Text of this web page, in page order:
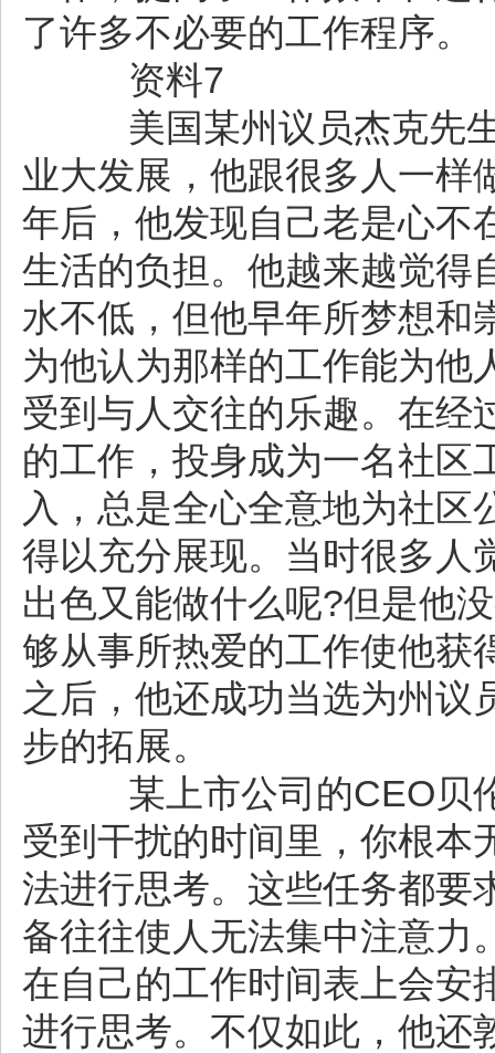
了许多不必要的工作程序。
资料7
美国某州议员杰克先生
业大发展，他跟很多人一样
年后，他发现自己老是心不
生活的负担。他越来越觉得
水不低，但他早年所梦想和
为他认为那样的工作能为他
受到与人交往的乐趣。在经
的工作，投身成为一名社区
入，总是全心全意地为社
得以充分展现。当时很多人
出色又能做什么呢?但是他
够从事所热爱的工作使他获
之后，他还成功当选为州议
步的拓展。
某上市公司的CEO贝伦
受到干扰的时间里，你根本
法进行思考。这些任务都要
备往往使人无法集中注意力
在自己的工作时间表上会安
进行思考。不仅如此，他还